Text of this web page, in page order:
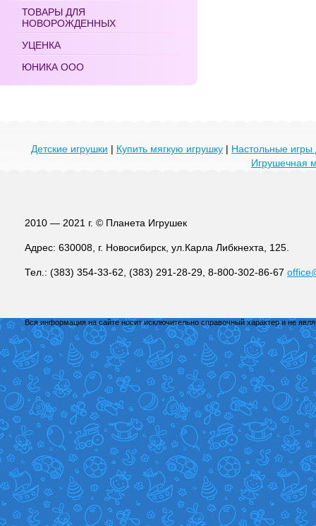
ТОВАРЫ ДЛЯ
НОВОРОЖДЕННЫХ
УЦЕНКА
ЮНИКА ООО
Детские игрушки | Купить мягкую игрушку | Настольные игры
Игрушечная
2010 — 2021 г. © Планета Игрушек
Адрес: 630008, г. Новосибирск, ул.Карла Либкнехта, 125.
Тел.: (383) 354-33-62, (383) 291-28-29, 8-800-302-86-67
Вся информация на сайте носит исключительно справочный характер и не